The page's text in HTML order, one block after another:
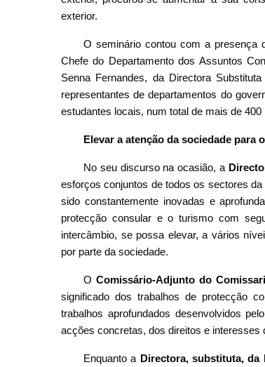
exterior.
O seminário contou com a presença
Chefe do Departamento dos Assuntos
Senna Fernandes, da Directora
representantes de departamentos do
estudantes locais, num total de mais de 400
Elevar a atenção da sociedade para
No seu discurso na ocasião, a
esforços conjuntos de todos os sectores
sido constantemente inovadas e
protecção consular e o turismo com
intercâmbio, se possa elevar, a vários
por parte da sociedade.
O Comissário-Adjunto do
significado dos trabalhos de protecção
trabalhos aprofundados desenvolvidos
acções concretas, dos direitos e interesses
Enquanto a Directora, substituta, da